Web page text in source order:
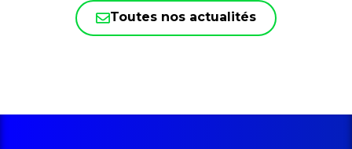
Toutes nos actualités